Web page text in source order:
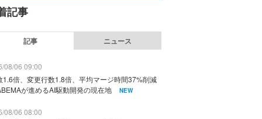
記事
記事 ニュース
08/06 09:00
1.6倍、変更行数1.8倍、平均マージ時間37%削減
が進めるAI駆動開発の現在地
NEW
08/06 08:00